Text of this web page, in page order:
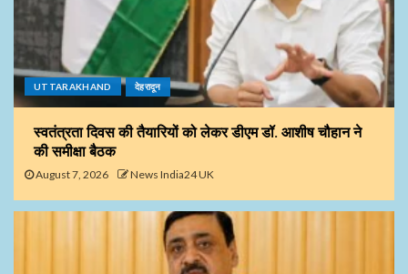
UTTARAKHAND देहरादून
स्वतंत्रता दिवस की तैयारियों को लेकर डीएम डॉ. आशीष चौहान ने
की समीक्षा बैठक
August 7, 2026 News India24 UK